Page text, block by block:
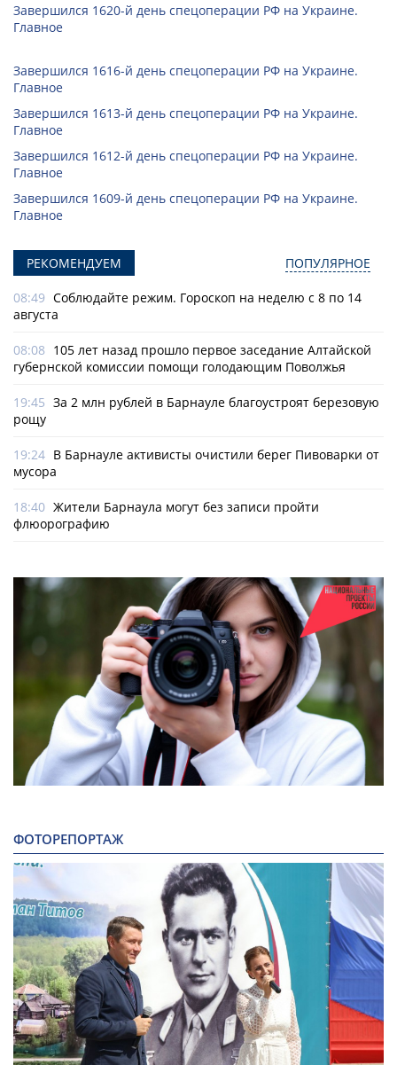
Завершился 1620-й день спецоперации РФ на Украине.
Главное
Завершился 1616-й день спецоперации РФ на Украине.
Главное
Завершился 1613-й день спецоперации РФ на Украине.
Главное
Завершился 1612-й день спецоперации РФ на Украине.
Главное
Завершился 1609-й день спецоперации РФ на Украине.
Главное
РЕКОМЕНДУЕМ ПОПУЛЯРНОЕ
08:49 Соблюдайте режим. Гороскоп на неделю с 8 по 14
августа
08:08 105 лет назад прошло первое заседание Алтайской
губернской комиссии помощи голодающим Поволжья
19:45 За 2 млн рублей в Барнауле благоустроят березовую
рощу
19:24 В Барнауле активисты очистили берег Пивоварки от
мусора
18:40 Жители Барнаула могут без записи пройти
флюорографию
ФОТОРЕПОРТАЖ